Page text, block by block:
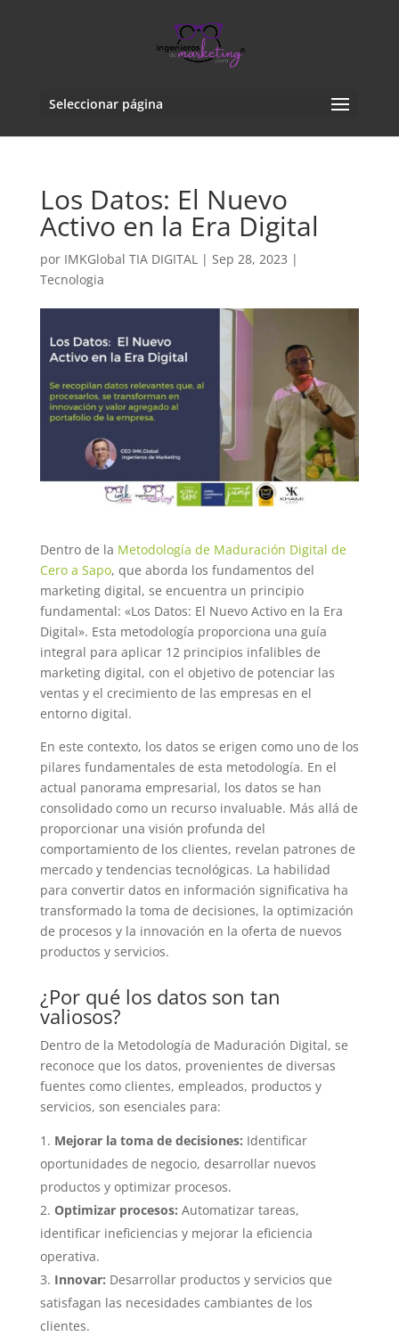
Seleccionar página
Los Datos: El Nuevo
Activo en la Era Digital
por IMKGlobal TIA DIGITAL| Sep 28, 2023 |
Tecnologia
Dentro de la Metodología de Maduración Digital de
Cero a Sapo, que aborda los fundamentos del
marketing digital, se encuentra un principio
fundamental: «Los Datos: El Nuevo Activo en la Era
Digital». Esta metodología proporciona una guía
integral para aplicar 12 principios infalibles de
marketing digital, con el objetivo de potenciar las
ventas y el crecimiento de las empresas en el
entorno digital.
En este contexto, los datos se erigen como uno de los
pilares fundamentales de esta metodología. En el
actual panorama empresarial, los datos se han
consolidado como un recurso invaluable. Más allá de
proporcionar una visión profunda del
comportamiento de los clientes, revelan patrones de
mercado y tendencias tecnológicas. La habilidad
para convertir datos en información significativa ha
transformado la toma de decisiones, la optimización
de procesos y la innovación en la oferta de nuevos
productos y servicios.
¿Por qué los datos son tan
valiosos?
Dentro de la Metodología de Maduración Digital, se
reconoce que los datos, provenientes de diversas
fuentes como clientes, empleados, productos y
servicios, son esenciales para:
Mejorar la toma de decisiones: Identificar
oportunidades de negocio, desarrollar nuevos
productos y optimizar procesos.
Optimizar procesos: Automatizar tareas,
identificar ineficiencias y mejorar la eficiencia
operativa.
Innovar: Desarrollar productos y servicios que
satisfagan las necesidades cambiantes de los
clientes.